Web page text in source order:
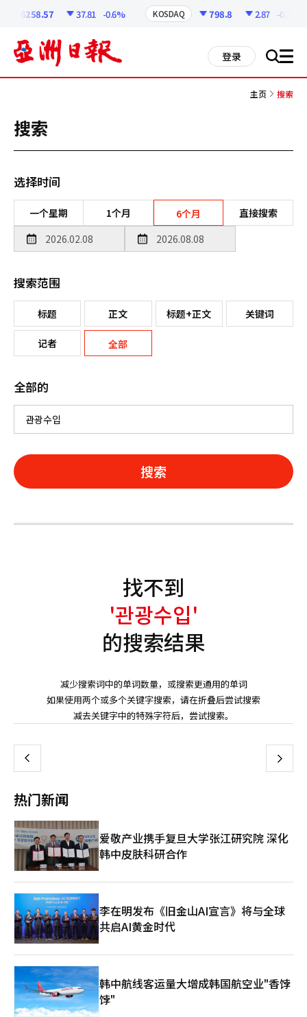
6258.57 37.81 -0.6% KOSDAQ 798.8 2.87 -0.36%
登录 搜 all
主页 搜索
搜索
选择时间
一个星期 1个月 6个月 直接搜索
搜索范围
标题 正文 标题+正文 关键词
记者 全部
全部的
搜索
找不到
'관광수입'
的搜索结果
减少搜索词中的单词数量，或搜索更通用的单词
如果使用两个或多个关键字搜索，请在折叠后尝试搜索
减去关键字中的特殊字符后，尝试搜索。
上 下
热门新闻
爱敬产业携手复旦大学张江研究院 深化
韩中皮肤科研合作
李在明发布《旧金山AI宣言》将与全球
共启AI黄金时代
韩中航线客运量大增成韩国航空业"香饽
饽"